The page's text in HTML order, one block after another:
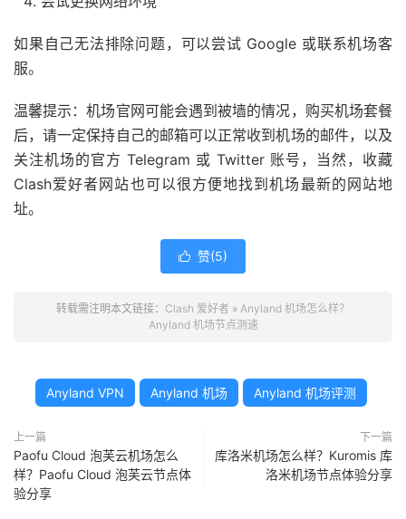
如果自己无法排除问题，可以尝试 Google 或联系机场客
服。
温馨提示：机场官网可能会遇到被墙的情况，购买机场套餐
后，请一定保持自己的邮箱可以正常收到机场的邮件，以及
关注机场的官方 Telegram 或 Twitter 账号，当然，收藏
Clash爱好者网站也可以很方便地找到机场最新的网站地
址。
 赞(5)
转载需注明本文链接： Clash 爱好者 » Anyland 机场怎么样？
Anyland 机场节点测速
Anyland VPN Anyland 机场 Anyland 机场评测
上一篇
Paofu Cloud 泡芙云机场怎么
样？Paofu Cloud 泡芙云节点体
验分享
下一篇
库洛米机场怎么样？Kuromis 库
洛米机场节点体验分享